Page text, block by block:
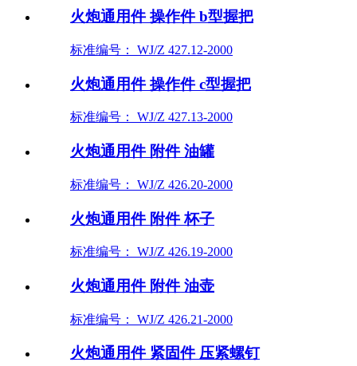
火炮通用件 操作件 b型握把
标准编号： WJ/Z 427.12-2000
火炮通用件 操作件 c型握把
标准编号： WJ/Z 427.13-2000
火炮通用件 附件 油罐
标准编号： WJ/Z 426.20-2000
火炮通用件 附件 杯子
标准编号： WJ/Z 426.19-2000
火炮通用件 附件 油壶
标准编号： WJ/Z 426.21-2000
火炮通用件 紧固件 压紧螺钉